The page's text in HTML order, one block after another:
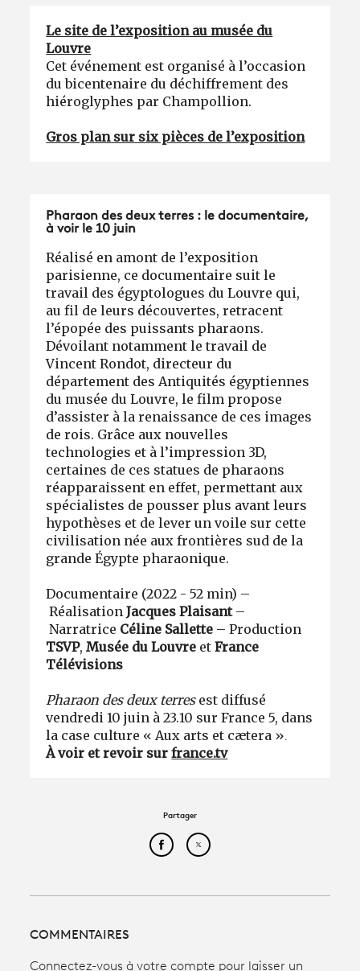
Le site de l’exposition au musée du
Louvre
Cet événement est organisé à l’occasion
du bicentenaire du déchiffrement des
hiéroglyphes par Champollion.
Gros plan sur six pièces de l’exposition
Pharaon des deux terres : le documentaire,
à voir le 10 juin
Réalisé en amont de l’exposition
parisienne, ce documentaire suit le
travail des égyptologues du Louvre qui,
au fil de leurs découvertes, retracent
l’épopée des puissants pharaons.
Dévoilant notamment le travail de
Vincent Rondot, directeur du
département des Antiquités égyptiennes
du musée du Louvre, le film propose
d’assister à la renaissance de ces images
de rois. Grâce aux nouvelles
technologies et à l’impression 3D,
certaines de ces statues de pharaons
réapparaissent en effet, permettant aux
spécialistes de pousser plus avant leurs
hypothèses et de lever un voile sur cette
civilisation née aux frontières sud de la
grande Égypte pharaonique.
Documentaire (2022 - 52 min) –
RéalisationJacques Plaisant –
Narratrice Céline Sallette – Production
TSVP, Musée du Louvre et France
Télévisions
Pharaon des deux terresest diffusé
vendredi 10 juin à 23.10 sur France 5, dans
la case culture « Aux arts et cætera ».
À voir et revoir surfrance.tv
Partager
Partager cet article sur
Partager cet article sur
COMMENTAIRES
Connectez-vous à votre compte pour laisser un